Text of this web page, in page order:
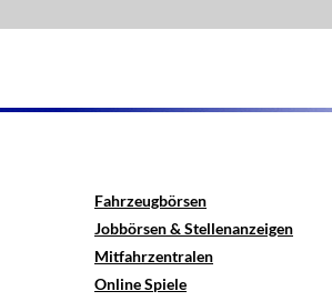
Fahrzeugbörsen
Jobbörsen & Stellenanzeigen
Mitfahrzentralen
Online Spiele